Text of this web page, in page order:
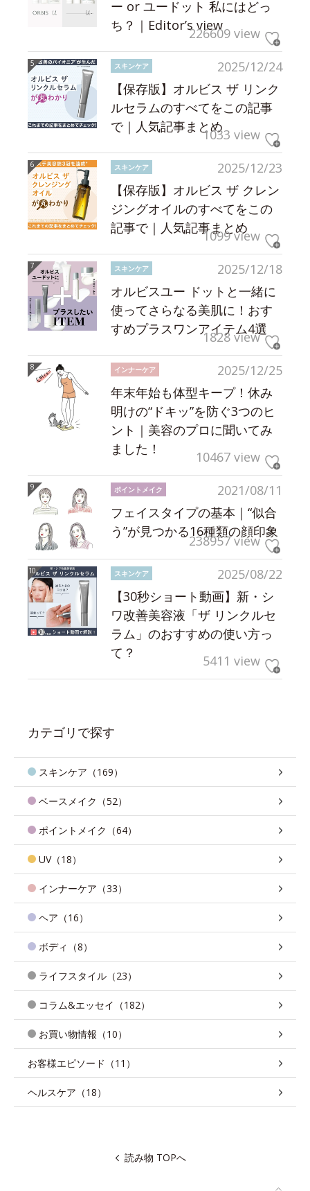
ー or ユードット 私にはどっ
ち？｜Editor’s view226609 view
2025/12/24
スキンケア
【保存版】オルビス ザ リンク
ルセラムのすべてをこの記事
で｜人気記事まとめ1033 view
2025/12/23
スキンケア
【保存版】オルビス ザ クレン
ジングオイルのすべてをこの
記事で｜人気記事まとめ
1099 view
2025/12/18
スキンケア
オルビスユー ドットと一緒に
使ってさらなる美肌に！おす
すめプラスワンアイテム4選
1828 view
2025/12/25
インナーケア
年末年始も体型キープ！休み
明けの“ドキッ”を防ぐ3つのヒ
ント｜美容のプロに聞いてみ
ました！
10467 view
2021/08/11
ポイントメイク
フェイスタイプの基本｜“似合
う”が見つかる16種類の顔印象
238957 view
2025/08/22
スキンケア
【30秒ショート動画】新・シ
ワ改善美容液「ザ リンクルセ
ラム」のおすすめの使い方っ
て？
5411 view
カテゴリで探す
スキンケア（169）
ベースメイク（52）
ポイントメイク（64）
UV（18）
インナーケア（33）
ヘア（16）
ボディ（8）
ライフスタイル（23）
コラム&エッセイ（182）
お買い物情報（10）
お客様エピソード（11）
ヘルスケア（18）
読み物 TOPへ